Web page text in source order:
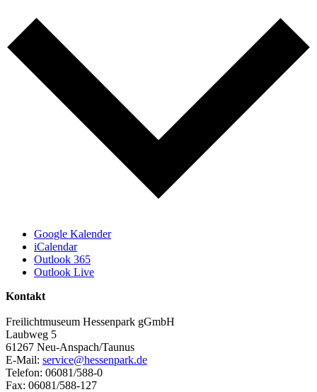
Google Kalender
iCalendar
Outlook 365
Outlook Live
Kontakt
Freilichtmuseum Hessenpark gGmbH
Laubweg 5
61267 Neu-Anspach/Taunus
E-Mail: service@hessenpark.de
Telefon: 06081/588-0
Fax: 06081/588-127